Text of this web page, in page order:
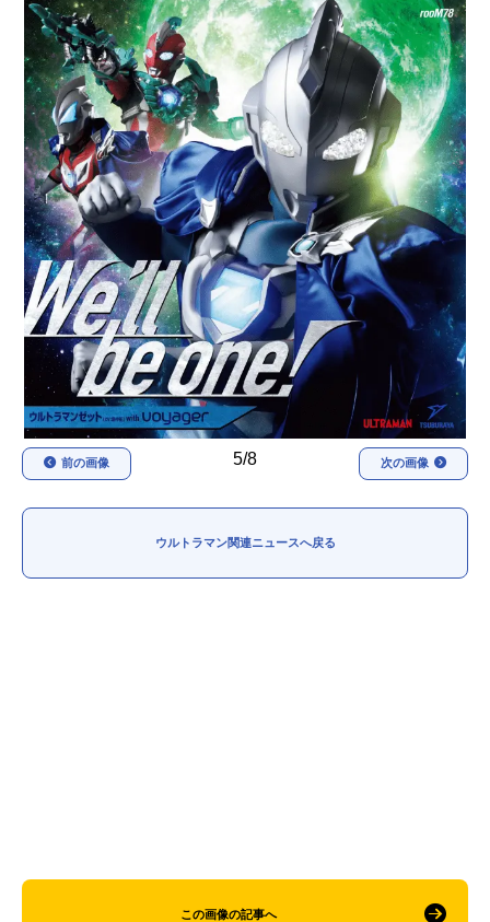
最新記事一覧
アニメ記事一覧 声優記事一覧
アニメ映画一覧 実写化映画一覧
今期アニメ曜日別一覧
春アニメ 夏アニメ
秋アニメ 冬アニメ
男性声優/女性声優一覧
FOLLOW US
5/8
前の画像 次の画像
ウルトラマン関連ニュースへ戻る
この画像の記事へ